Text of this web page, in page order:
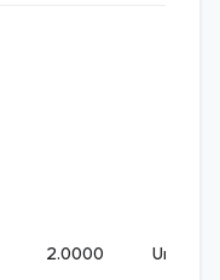
2.0000 Unidade